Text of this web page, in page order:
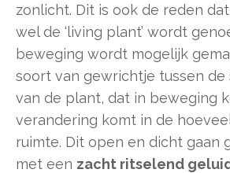
zonlicht. Dit is ook de reden
wel de ‘living plant’ wordt
beweging wordt mogelijk
soort van gewrichtje tussen
van de plant, dat in beweging
verandering komt in de
ruimte. Dit open en dicht gaan
met een zacht ritselend